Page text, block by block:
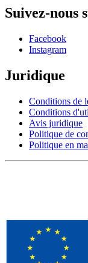
Suivez-nous
Facebook
Instagram
Juridique
Conditions de
Conditions
Avis juridique
Politique de
Politique en